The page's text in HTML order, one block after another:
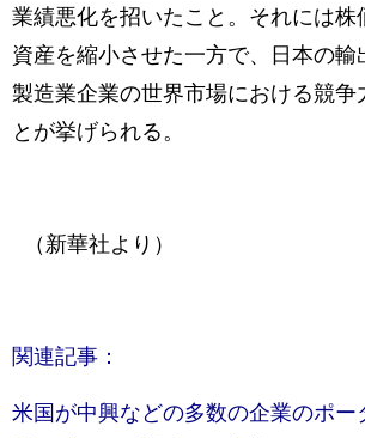
業績悪化を招いたこと。それには株
資産を縮小させた一方で、日本の輸
製造業企業の世界市場における競争
とが挙げられる。
（新華社より）
関連記事：
米国が中興などの多数の企業のポー